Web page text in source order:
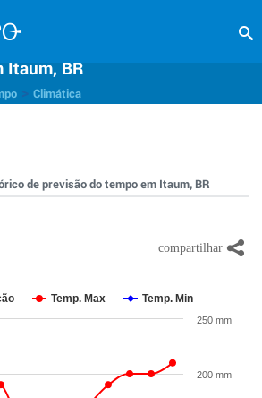
Itaum, BR
Climática
de previsão do tempo em Itaum, BR
Temp. Max Temp. Min
200 mm
250 mm